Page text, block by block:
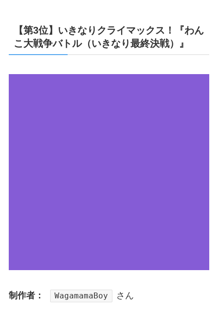
【第3位】いきなりクライマックス！『わん
こ大戦争バトル（いきなり最終決戦）』
制作者： WagamamaBoy さん